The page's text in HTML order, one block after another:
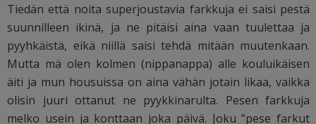
Tiedän että noita superjoustavia farkkuja ei saisi pestä
suunnilleen ikinä, ja ne pitäisi aina vaan tuulettaa ja
pyyhkäistä, eikä niillä saisi tehdä mitään muutenkaan.
Mutta mä olen kolmen (nippanappa) alle kouluikäisen
äiti ja mun housuissa on aina vähän jotain likaa, vaikka
olisin juuri ottanut ne pyykkinarulta. Pesen farkkuja
melko usein ja konttaan joka päivä. Joku ”pese farkut